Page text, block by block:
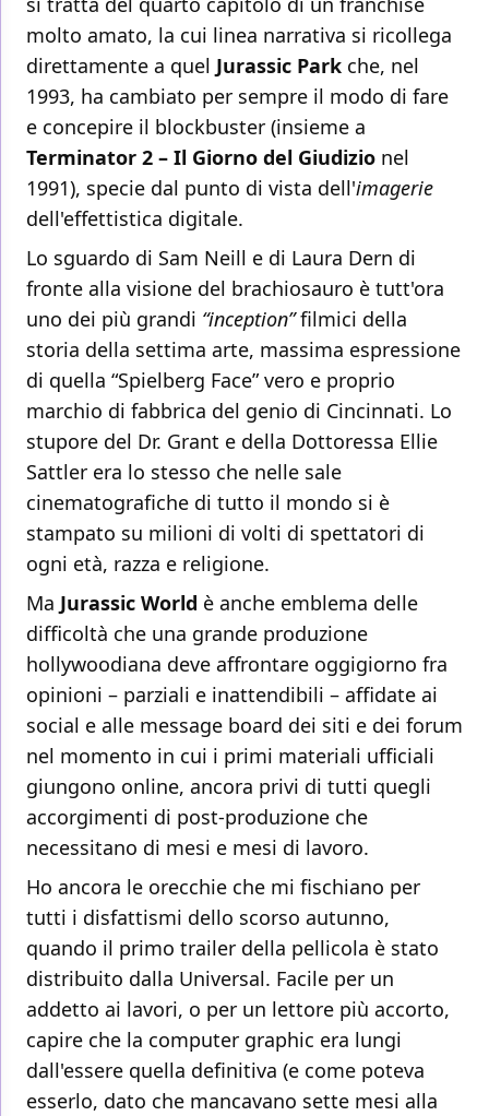
molto amato, la cui linea narrativa si ricollega
direttamente a quel Jurassic Park che, nel
1993, ha cambiato per sempre il modo di fare
e concepire il blockbuster (insieme a
Terminator 2 – Il Giorno del Giudizio nel
1991), specie dal punto di vista dell'imagerie
dell'effettistica digitale.
Lo sguardo di Sam Neill e di Laura Dern di
fronte alla visione del brachiosauro è tutt'ora
uno dei più grandi “inception”filmici della
storia della settima arte, massima espressione
di quella “Spielberg Face” vero e proprio
marchio di fabbrica del genio di Cincinnati. Lo
stupore del Dr. Grant e della Dottoressa Ellie
Sattler era lo stesso che nelle sale
cinematografiche di tutto il mondo si è
stampato su milioni di volti di spettatori di
ogni età, razza e religione.
Ma Jurassic World è anche emblema delle
difficoltà che una grande produzione
hollywoodiana deve affrontare oggigiorno fra
opinioni – parziali e inattendibili – affidate ai
social e alle message board dei siti e dei forum
nel momento in cui i primi materiali ufficiali
giungono online, ancora privi di tutti quegli
accorgimenti di post-produzione che
necessitano di mesi e mesi di lavoro.
Ho ancora le orecchie che mi fischiano per
tutti i disfattismi dello scorso autunno,
quando il primo trailer della pellicola è stato
distribuito dalla Universal. Facile per un
addetto ai lavori, o per un lettore più accorto,
capire che la computer graphic era lungi
dall'essere quella definitiva (e come poteva
esserlo, dato che mancavano sette mesi alla